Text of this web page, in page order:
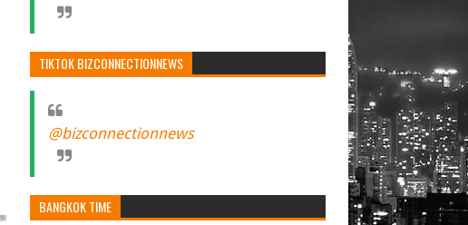
TIKTOK BIZCONNECTIONNEWS
@bizconnectionnews
BANGKOK TIME